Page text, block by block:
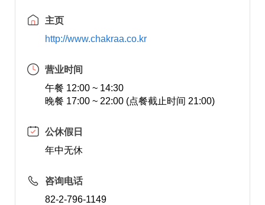
主页
http://www.chakraa.co.kr
营业时间
午餐 12:00 ~ 14:30
晚餐 17:00 ~ 22:00 (点餐截止时间 21:00)
公休假日
年中无休
咨询电话
82-2-796-1149